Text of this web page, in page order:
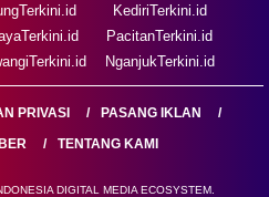
KediriTerkini.id
PacitanTerkini.id
NganjukTerkini.id
PRIVASI
PASANG IKLAN
TENTANG KAMI
DIGITAL MEDIA ECOSYSTEM.